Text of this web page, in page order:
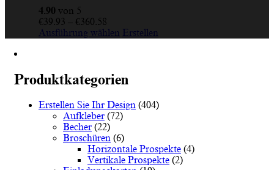
4.90 von 5
€39.93 – €360.58
€39.93
Ausführung wählen Dieses
Varianten
auf.
Die
Optionen
können
auf
der
Produktseite
gewählt
Erstellen
Produktkategorien
Erstellen Sie Ihr Design (404)
Aufkleber (72)
Becher (22)
Broschüren (6)
Horizontale Prospekte (4)
Vertikale Prospekte (2)